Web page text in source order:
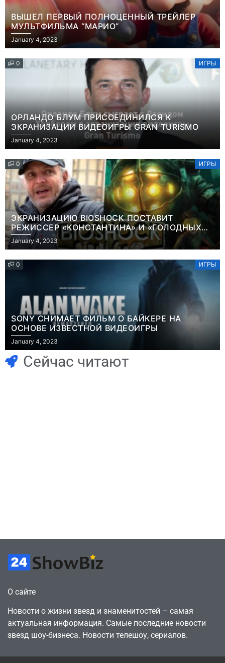
ВЫШЕЛ ПЕРВЫЙ ПОЛНОЦЕННЫЙ ТРЕЙЛЕР
МУЛЬТФИЛЬМА “МАРИО”
January 4, 2023
0 ИГРЫ
ОРЛАНДО БЛУМ ПРИСОЕДИНИЛСЯ К
ЭКРАНИЗАЦИИ ВИДЕОИГРЫ GRAN TURISMO
January 4, 2023
0 ИГРЫ
ЭКРАНИЗАЦИЮ BIOSHOCK ПОСТАВИТ
РЕЖИССЕР «КОНСТАНТИНА» И «ГОЛОДНЫХ
ИГР»
January 4, 2023
0 ИГРЫ
SONY СНИМАЕТ ФИЛЬМ О БАЙКЕРЕ НА
ОСНОВЕ ИЗВЕСТНОЙ ВИДЕОИГРЫ
January 4, 2023
Сейчас читают
Игры
В Rust теперь
Игры
Часть геймеров
считает, что мы
О сайте
Новости о жизни звезд и знаменитостей – самая
актуальная информация. Самые последние новости
звезд шоу-бизнеса. Новости телешоу, сериалов.